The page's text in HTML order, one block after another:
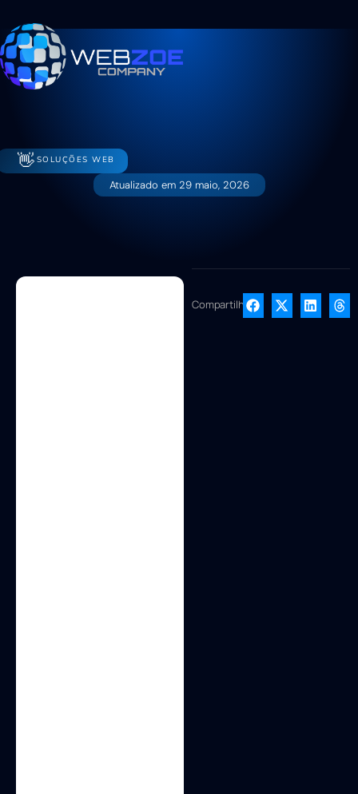
👋 SOLUÇÕES WEB
Atualizado em 29 maio, 2026
Compartilhe